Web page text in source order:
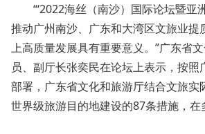
“‘2022海丝（南沙）国际论坛暨亚
推动广州南沙、广东和大湾区文旅业提
上高质量发展具有重要意义。”广东省
员、副厅长张奕民在论坛上表示，按照
部署，广东省文化和旅游厅结合文旅实
世界级旅游目的地建设的87条措施，在